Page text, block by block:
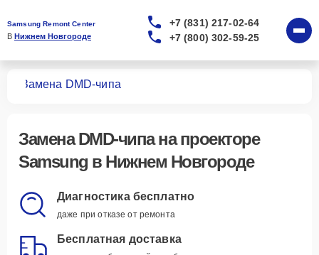
Samsung Remont Center
В Нижнем Новгороде
+7 (831) 217-02-64
+7 (800) 302-59-25
Замена DMD-чипа
Замена DMD-чипана проекторе
Samsung в Нижнем Новгороде
Диагностика бесплатно
даже при отказе от ремонта
Бесплатная доставка